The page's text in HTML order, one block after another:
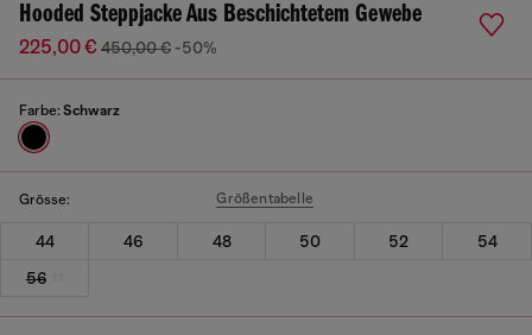
Hooded Steppjacke Aus Beschichtetem Gewebe
225,00 € 450,00 € -50%
Farbe: Schwarz
Grösse: Größentabelle
44 46 48 50 52
54
56